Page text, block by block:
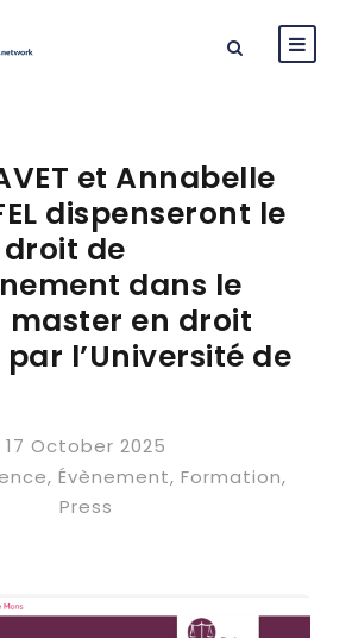
et Annabelle
dispenseront le
de
dans le
master en droit
l’Université de
17 October 2025
, Évènement, Formation,
Press